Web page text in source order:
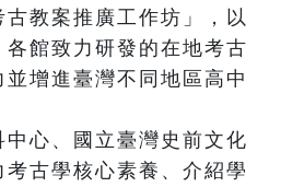
教案推廣工作坊」，以
館致力研發的在地考古
增進臺灣不同地區高中
心、國立臺灣史前文化
古學核心素養、介紹學